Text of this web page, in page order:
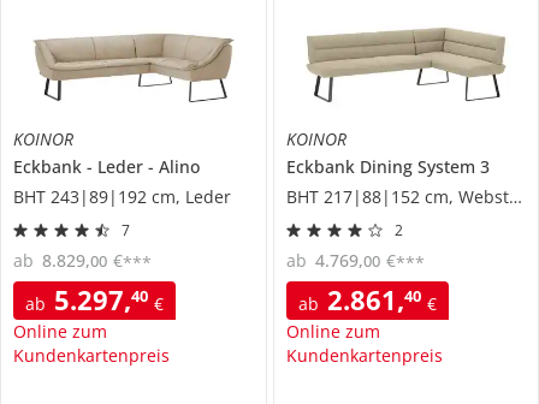
KOINOR
Eckbank
Leder
Alino
BHT 243|89|192 cm, Leder
7
ab 5.297,40 €
Online zum
Kundenkartenpreis
ab 8.829,00 €***
KOINOR
Eckbank Dining System 3
BHT 217|88|152 cm, Webstoff
2
ab 2.861,40 €
Online zum
Kundenkartenpreis
ab 4.769,00 €***